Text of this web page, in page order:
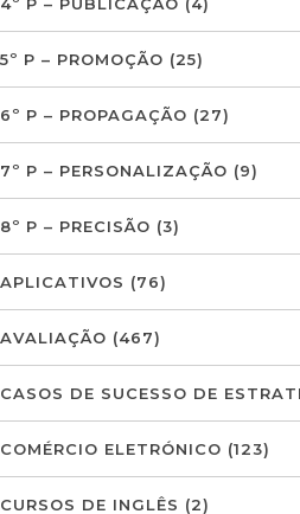
5º P – PROMOÇÃO (25)
6º P – PROPAGAÇÃO (27)
7º P – PERSONALIZAÇÃO (9)
8º P – PRECISÃO (3)
APLICATIVOS (76)
AVALIAÇÃO (467)
CASOS DE SUCESSO DE
COMÉRCIO ELETRÓNICO (123)
CURSOS DE INGLÊS (2)